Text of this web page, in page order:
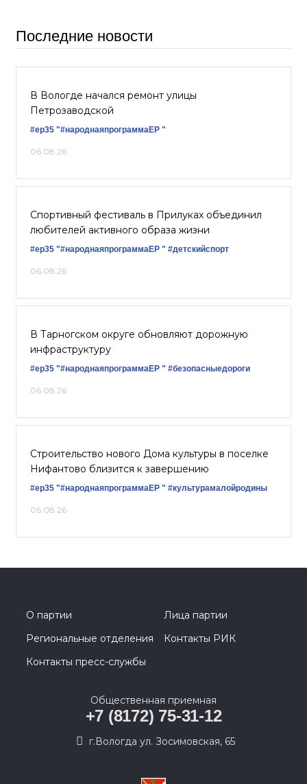
Последние новости
В Вологде начался ремонт улицы
Петрозаводской
#ер35 "#народнаяпрограммаЕР "
06.08.26
Спортивный фестиваль в Прилуках объединил
любителей активного образа жизни
#ер35 "#народнаяпрограммаЕР " #детскийспорт
06.08.26
В Тарногском округе обновляют дорожную
инфраструктуру
#ер35 "#народнаяпрограммаЕР " #безопасныедороги
06.08.26
Строительство нового Дома культуры в поселке
Нифантово близится к завершению
#ер35 "#народнаяпрограммаЕР " #культурамалойродины
06.08.26
О партии
Лица партии
Региональные отделения
Контакты РИК
Контакты пресс-службы
Общественная приемная
+7 (8172) 75-31-12
г.Вологда ул. Зосимовская, 65